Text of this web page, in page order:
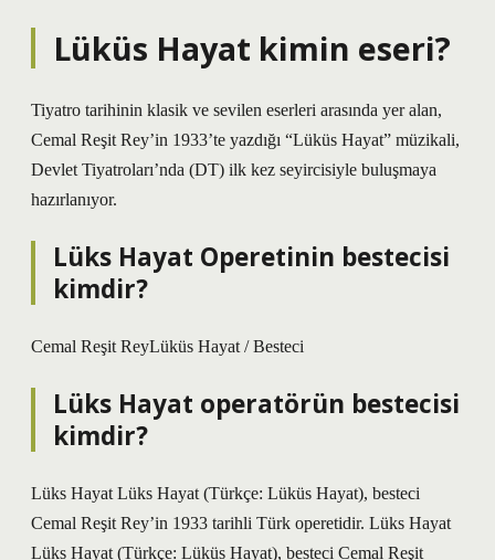
Lüküs Hayat kimin eseri?
Tiyatro tarihinin klasik ve sevilen eserleri arasında yer alan,
Cemal Reşit Rey’in 1933’te yazdığı “Lüküs Hayat” müzikali,
Devlet Tiyatroları’nda (DT) ilk kez seyircisiyle buluşmaya
hazırlanıyor.
Lüks Hayat Operetinin bestecisi
kimdir?
Cemal Reşit ReyLüküs Hayat / Besteci
Lüks Hayat operatörün bestecisi
kimdir?
Lüks Hayat Lüks Hayat (Türkçe: Lüküs Hayat), besteci
Cemal Reşit Rey’in 1933 tarihli Türk operetidir. Lüks Hayat
Lüks Hayat (Türkçe: Lüküs Hayat), besteci Cemal Reşit